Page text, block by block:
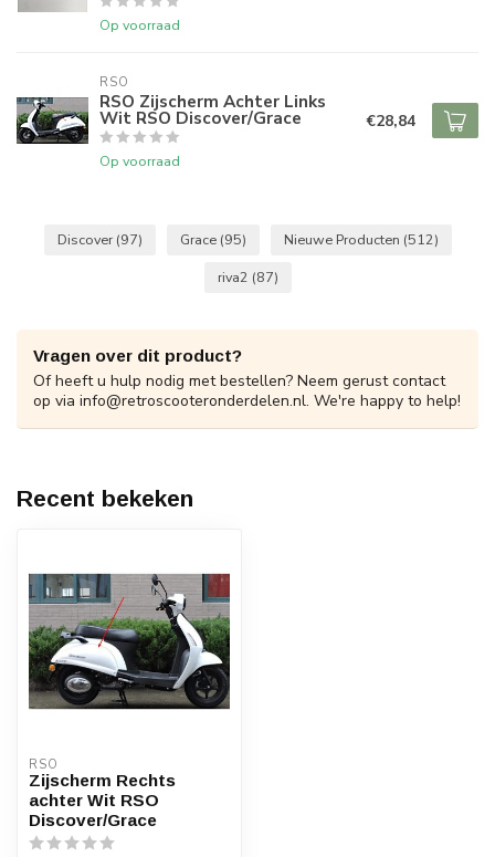
Op voorraad
RSO
RSO Zijscherm Achter Links
Wit RSO Discover/Grace
Op voorraad
€28,84
Discover (97) Grace (95) Nieuwe Producten (512)
riva2 (87)
Vragen over dit product?
Of heeft u hulp nodig met bestellen? Neem gerust contact
op via info@retroscooteronderdelen.nl. We're happy to help!
Recent bekeken
RSO
Zijscherm Rechts
achter Wit RSO
Discover/Grace